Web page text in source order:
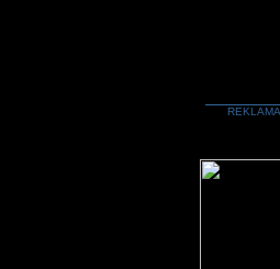
REKLAMA